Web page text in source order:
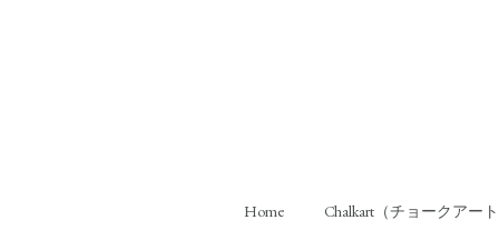
Home Chalkart（チョークアート